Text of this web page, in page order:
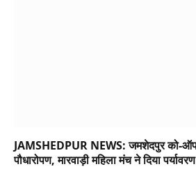
JAMSHEDPUR NEWS: जमशेदपुर को-
पौधारोपण, मारवाड़ी महिला मंच ने दिया